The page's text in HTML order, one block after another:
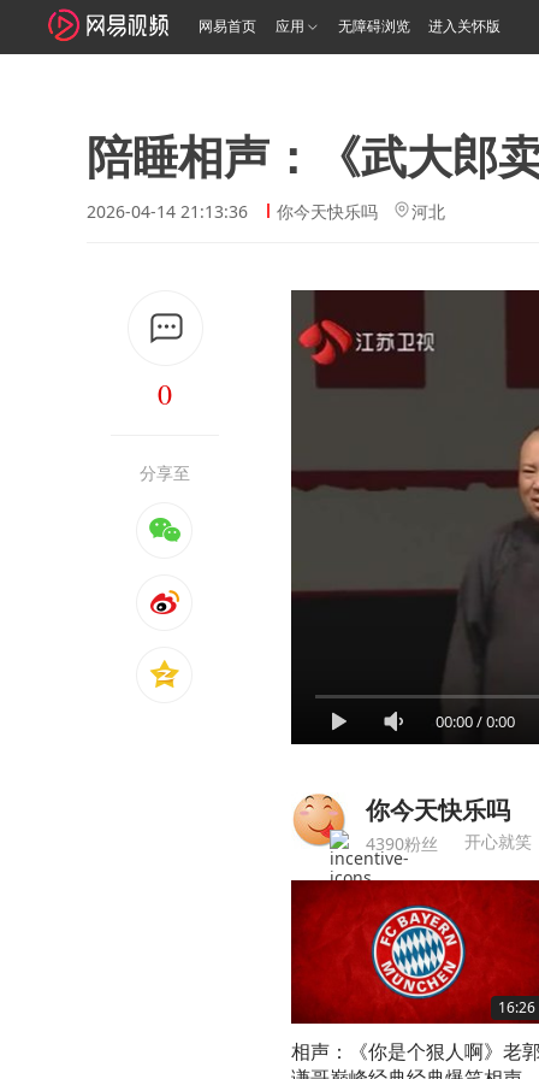
网易首页 应用 无障碍浏览 进入关怀版
陪睡相声：《武大郎
2026-04-14 21:13:36 你今天快乐吗 河北
0
分享至
00:00/0:00
你今天快乐吗
4390粉丝 开心就笑
16:26
相声：《你是个狠人啊》老